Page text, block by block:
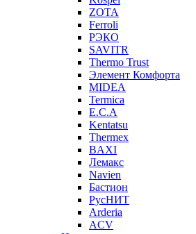
ZOTA
Ferroli
РЭКО
SAVITR
Thermo Trust
Элемент Комфорта
MIDEA
Termica
E.C.A
Kentatsu
Thermex
BAXI
Лемакс
Navien
Бастион
РусНИТ
Arderia
ACV